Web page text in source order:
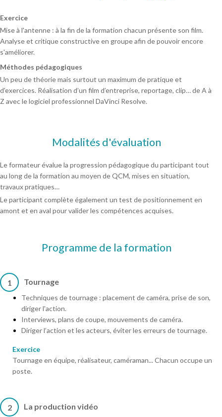
Exercice
Mise à l'antenne : à la fin de la formation chacun présente son film.
Analyse et critique constructive en groupe afin de pouvoir encore
s'améliorer.
Méthodes pédagogiques
Un peu de théorie mais surtout un maximum de pratique et
d'exercices. Réalisation d’un film d’entreprise, reportage, clip… de A à
Z avec le logiciel professionnel DaVinci Resolve.
Modalités d'évaluation
Le formateur évalue la progression pédagogique du participant tout
au long de la formation au moyen de QCM, mises en situation,
travaux pratiques…
Le participant complète également un test de positionnement en
amont et en aval pour valider les compétences acquises.
Programme de la formation
1 Tournage
Techniques de tournage : placement de caméra, prise de son,
diriger l'action.
Interviews, plans de coupe, mouvements de caméra.
Diriger l’action et les acteurs, éviter les erreurs de tournage.
Exercice
Tournage en équipe, réalisateur, caméraman... Chacun occupe un
poste.
2 La production vidéo